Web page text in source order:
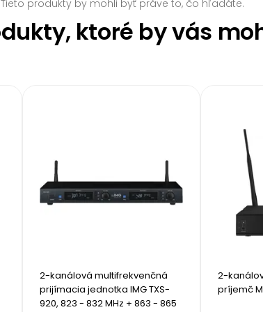
Tieto produkty by mohli byť práve to, čo hľadáte.
ktoré by vás
2-kanálová multifrekvenčná
prijímacia jednotka IMG TXS-
920, 823 - 832 MHz + 863 - 865
2-
príjemč